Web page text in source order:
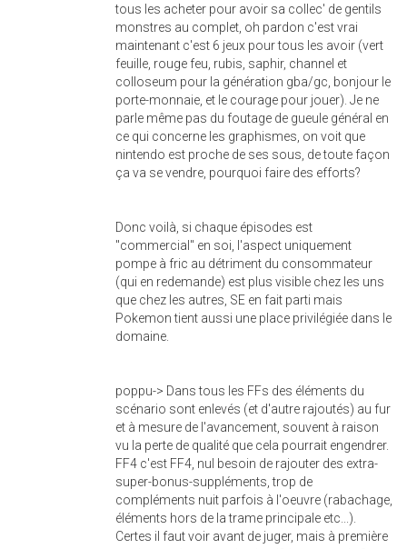
tous les acheter pour avoir sa collec' de gentils
monstres au complet, oh pardon c'est vrai
maintenant c'est 6 jeux pour tous les avoir (vert
feuille, rouge feu, rubis, saphir, channel et
colloseum pour la génération gba/gc, bonjour le
porte-monnaie, et le courage pour jouer). Je ne
parle même pas du foutage de gueule général en
ce qui concerne les graphismes, on voit que
nintendo est proche de ses sous, de toute façon
ça va se vendre, pourquoi faire des efforts?
Donc voilà, si chaque épisodes est
"commercial" en soi, l'aspect uniquement
pompe à fric au détriment du consommateur
(qui en redemande) est plus visible chez les uns
que chez les autres, SE en fait parti mais
Pokemon tient aussi une place privilégiée dans le
domaine.
poppu-> Dans tous les FFs des éléments du
scénario sont enlevés (et d'autre rajoutés) au fur
et à mesure de l'avancement, souvent à raison
vu la perte de qualité que cela pourrait engendrer.
FF4 c'est FF4, nul besoin de rajouter des extra-
super-bonus-suppléments, trop de
compléments nuit parfois à l'oeuvre (rabachage,
éléments hors de la trame principale etc...).
Certes il faut voir avant de juger, mais à première